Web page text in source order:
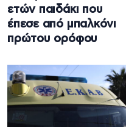
ετών παιδάκι που
έπεσε από μπαλκόνι
πρώτου ορόφου